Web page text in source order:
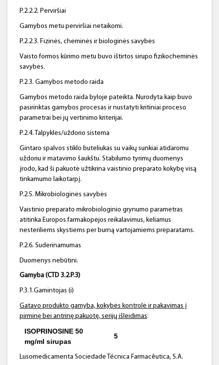
P.2.2.2. Perviršiai
Gamybos metu perviršiai netaikomi.
P.2.2.3. Fizinės, cheminės ir biologinės savybės
Vaisto formos kūrimo metu buvo ištirtos sirupo fizikocheminės
savybės.
P.2.3. Gamybos metodo raida
Gamybos metodo raida byloje pateikta. Nurodyta kaip buvo
pasirinktas gamybos procesas ir nustatyti kritiniai proceso
parametrai bei jų vertinimo kriterijai.
P.2.4. Talpyklės/uždorio sistema
Gintaro spalvos stiklo buteliukas su vaikų sunkiai atidaromu
uždoriu ir matavimo šaukštu. Stabilumo tyrimų duomenys
įrodo, kad ši pakuotė užtikrina vaistinio preparato kokybę visą
tinkamumo laikotarpį.
P.2.5. Mikrobiologinės savybės
Vaistinio preparato mikrobiologinio grynumo parametras
atitinka Europos farmakopėjos reikalavimus, keliamus
nesteriliems skystiems per burną vartojamiems preparatams.
P.2.6. Suderinamumas
Duomenys nebūtini.
Gamyba (CTD 3.2.P.3)
P.3.1.Gamintojas (i)
Gatavo produkto gamyba, kokybės kontrolė ir pakavimas į
pirminę bei antrinę pakuotę, serijų išleidimas:
ISOPRINOSINE 50
mg/ml sirupas
5
Lusomedicamenta Sociedade Técnica Farmacêutica, S.A.